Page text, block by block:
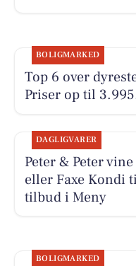
BOLIGMARKED
Top 6 over
Priser op til
DAGLIGVARER
Peter & Peter
eller Faxe Kondi
tilbud i Meny
BOLIGMARKED